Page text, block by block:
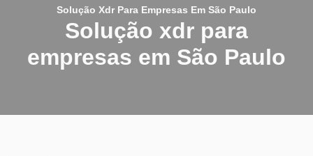
Solução Xdr Para Empresas Em São Paulo
solução xdr para
empresas em São Paulo